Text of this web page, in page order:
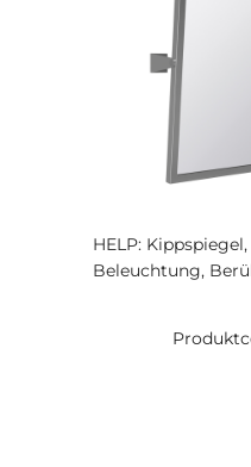
HELP:
Beleuchtung,